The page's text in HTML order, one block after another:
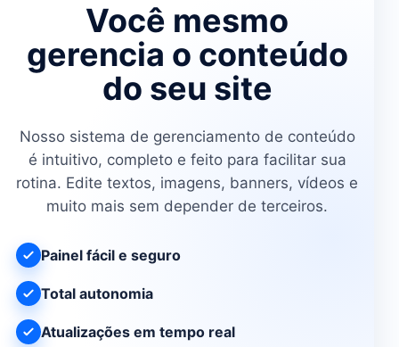
Você mesmo
gerencia o conteúdo
do seu site
Nosso sistema de gerenciamento de conteúdo
é intuitivo, completo e feito para facilitar sua
rotina. Edite textos, imagens, banners, vídeos e
muito mais sem depender de terceiros.
Painel fácil e seguro
Total autonomia
Atualizações em tempo real